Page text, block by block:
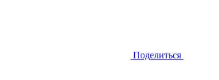
Поделиться